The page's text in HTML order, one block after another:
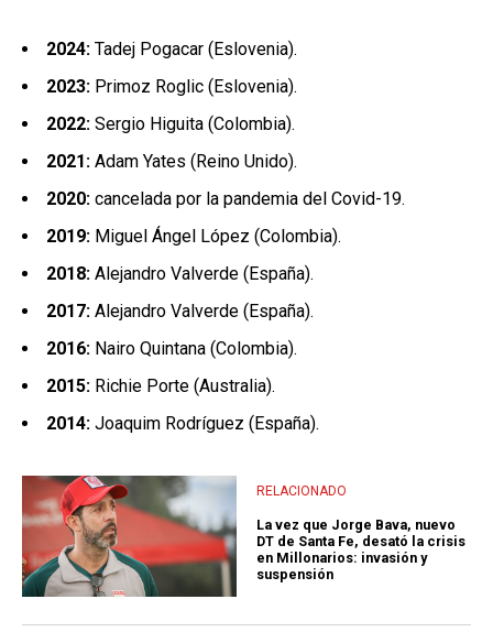
2024: Tadej Pogacar (Eslovenia).
2023: Primoz Roglic (Eslovenia).
2022: Sergio Higuita (Colombia).
2021: Adam Yates (Reino Unido).
2020: cancelada por la pandemia del Covid-19.
2019: Miguel Ángel López (Colombia).
2018: Alejandro Valverde (España).
2017: Alejandro Valverde (España).
2016: Nairo Quintana (Colombia).
2015: Richie Porte (Australia).
2014: Joaquim Rodríguez (España).
RELACIONADO
La vez que Jorge Bava, nuevo
DT de Santa Fe, desató la crisis
en Millonarios: invasión y
suspensión